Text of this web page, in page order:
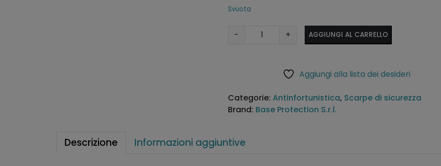
Svuota
-
i
B
-
D
+ AGGIUNGI AL CARRELLO
r
Aggiungi alla lista dei desideri
Categorie:Antinfortunistica, Scarpe di sicurezza
Brand: Base Protection S.r.l.
Descrizione Informazioni aggiuntive